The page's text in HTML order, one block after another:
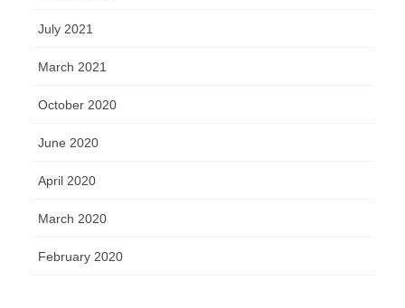
July 2021
March 2021
October 2020
June 2020
April 2020
March 2020
February 2020